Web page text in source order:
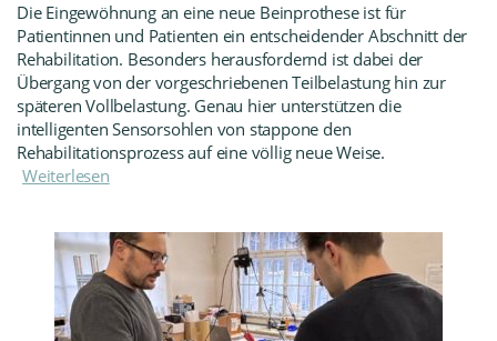
Die Eingewöhnung an eine neue Beinprothese ist für
Patientinnen und Patienten ein entscheidender Abschnitt der
Rehabilitation. Besonders herausfordernd ist dabei der
Übergang von der vorgeschriebenen Teilbelastung hin zur
späteren Vollbelastung. Genau hier unterstützen die
intelligenten Sensorsohlen von stappone den
Rehabilitationsprozess auf eine völlig neue Weise.
Weiterlesen